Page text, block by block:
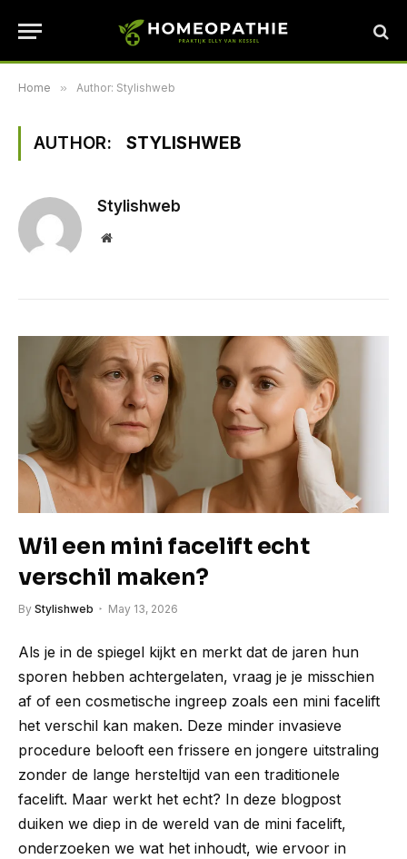
Home » Author: Stylishweb
AUTHOR: STYLISHWEB
Stylishweb
Website
Wil een mini facelift echt
verschil maken?
By Stylishweb May 13, 2026
Als je in de spiegel kijkt en merkt dat de jaren hun
sporen hebben achtergelaten, vraag je je misschien
af of een cosmetische ingreep zoals een mini facelift
het verschil kan maken. Deze minder invasieve
procedure belooft een frissere en jongere uitstraling
zonder de lange hersteltijd van een traditionele
facelift. Maar werkt het echt? In deze blogpost
duiken we diep in de wereld van de mini facelift,
onderzoeken we wat het inhoudt, wie ervoor in